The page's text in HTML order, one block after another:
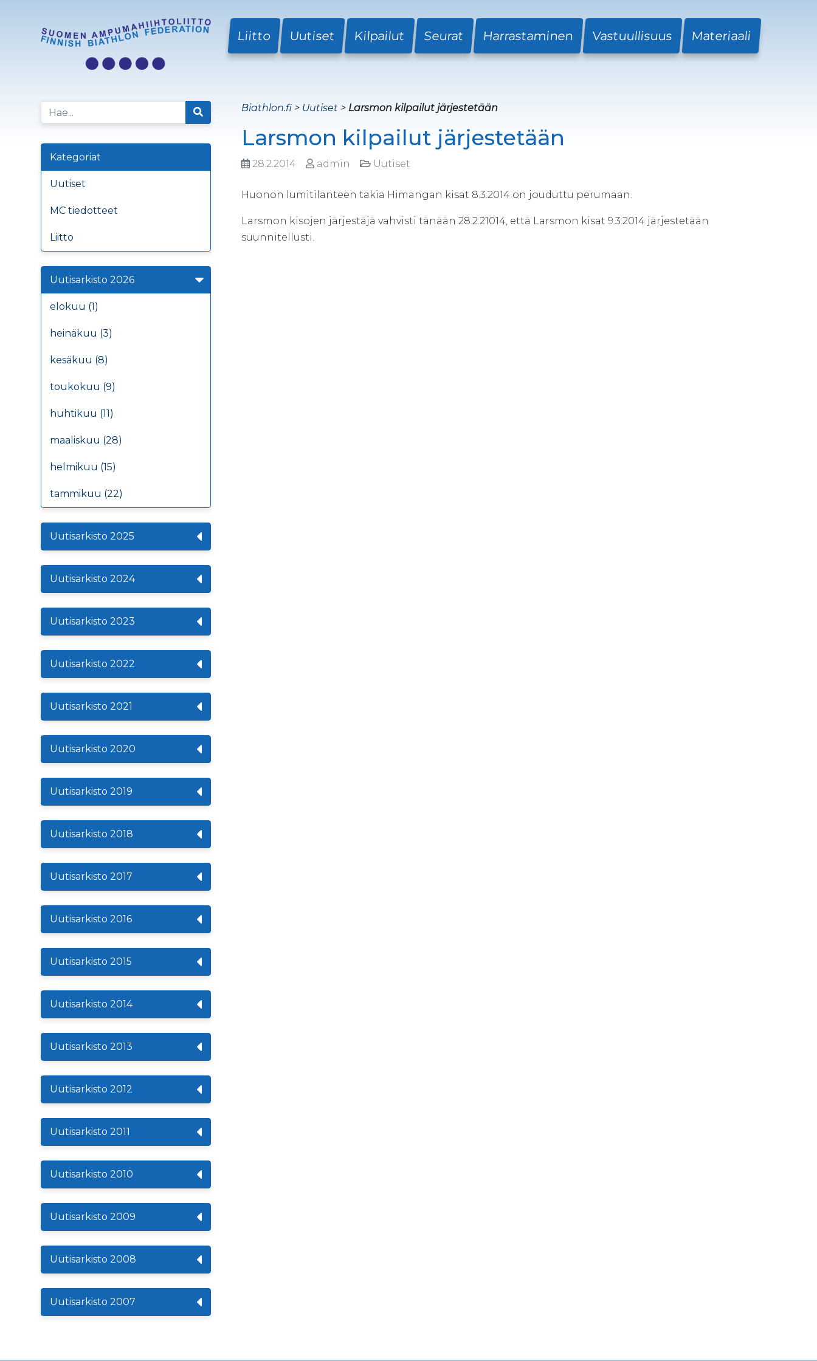
Liitto Uutiset Kilpailut Seurat Harrastaminen Vastuullisuus Materiaali
Kategoriat
Uutiset
MC tiedotteet
Liitto
Uutisarkisto 2026
elokuu (1)
heinäkuu (3)
kesäkuu (8)
toukokuu (9)
huhtikuu (11)
maaliskuu (28)
helmikuu (15)
tammikuu (22)
Uutisarkisto 2025
Uutisarkisto 2024
Uutisarkisto 2023
Uutisarkisto 2022
Uutisarkisto 2021
Uutisarkisto 2020
Uutisarkisto 2019
Uutisarkisto 2018
Uutisarkisto 2017
Uutisarkisto 2016
Uutisarkisto 2015
Uutisarkisto 2014
Uutisarkisto 2013
Uutisarkisto 2012
Uutisarkisto 2011
Uutisarkisto 2010
Uutisarkisto 2009
Uutisarkisto 2008
Uutisarkisto 2007
Biathlon.fi > Uutiset > Larsmon kilpailut järjestetään
Larsmon kilpailut järjestetään
28.2.2014 admin Uutiset
Huonon lumitilanteen takia Himangan kisat 8.3.2014 on jouduttu perumaan.
Larsmon kisojen järjestäjä vahvisti tänään 28.2.21014, että Larsmon kisat 9.3.2014 järjestetään
suunnitellusti.